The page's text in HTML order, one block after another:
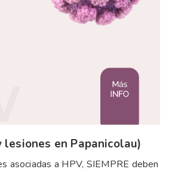
lesiones en Papanicolau)
asociadas a HPV, SIEMPRE deben